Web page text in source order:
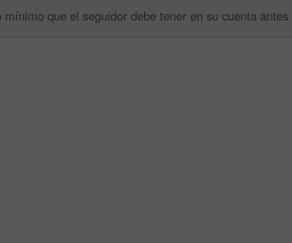
que el seguidor debe tener en su cuenta